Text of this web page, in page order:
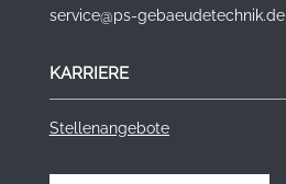
service@ps-gebaeudetechnik.de
KARRIERE
Stellenangebote